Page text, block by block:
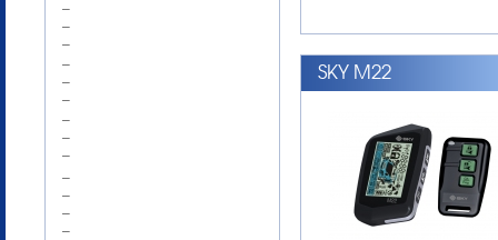
–
–
–
–
–
–
–
–
–
–
–
–
–
SKY M22